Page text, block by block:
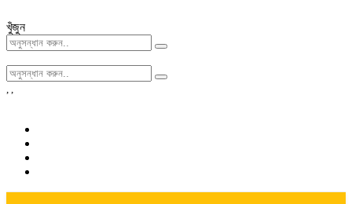
খুঁজুন
, ,